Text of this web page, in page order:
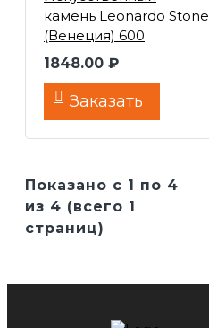
камень Leonardo Stone
(Венеция) 600
1848.00 ₽
Заказать
Показано с 1 по 4
из 4 (всего 1
страниц)